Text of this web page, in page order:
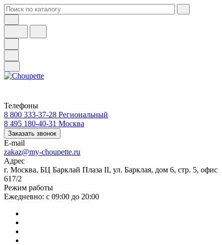
Телефоны
8 800 333-37-28 Региональный
8 495 180-40-31 Москва
Заказать звонок
E-mail
zakaz@my-choupette.ru
Адрес
г. Москва, БЦ Барклай Плаза II, ул. Барклая, дом 6, стр. 5, офис
617/2
Режим работы
Ежедневно: с 09:00 до 20:00